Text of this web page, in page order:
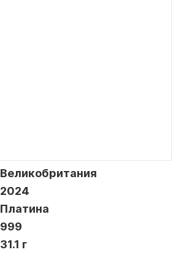
Великобритания
2024
Платина
999
31.1 г